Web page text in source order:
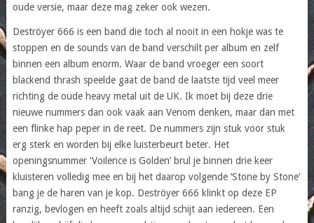
oude versie, maar deze mag zeker ook wezen.
Deströyer 666 is een band die toch al nooit in een hokje was te
stoppen en de sounds van de band verschilt per album en zelf
binnen een album enorm. Waar de band vroeger een soort
blackend thrash speelde gaat de band de laatste tijd veel meer
richting de oude heavy metal uit de UK. Ik moet bij deze drie
nieuwe nummers dan ook vaak aan Venom denken, maar dan met
een flinke hap peper in de reet. De nummers zijn stuk voor stuk
erg sterk en worden bij elke luisterbeurt beter. Het
openingsnummer ‘Voilence is Golden’ brul je binnen drie keer
kluisteren volledig mee en bij het daarop volgende ‘Stone by Stone’
bang je de haren van je kop. Deströyer 666 klinkt op deze EP
ranzig, bevlogen en heeft zoals altijd schijt aan iedereen. Een